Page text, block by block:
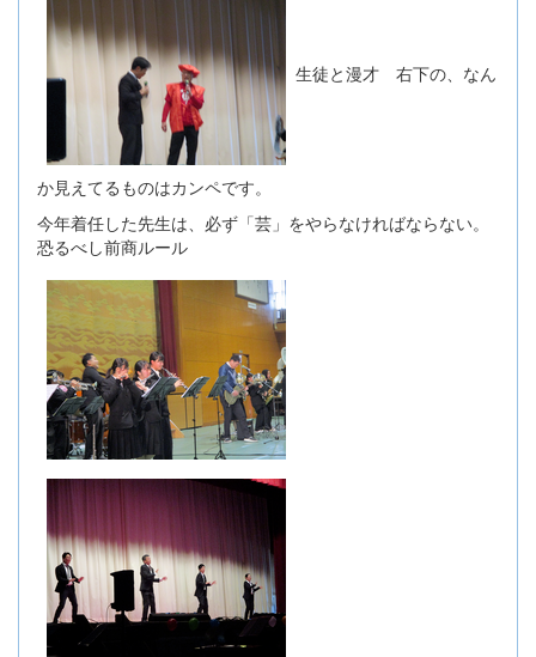
生徒と漫才 右下の、なん
か見えてるものはカンペです。
今年着任した先生は、必ず「芸」をやらなければならない。
恐るべし前商ルール